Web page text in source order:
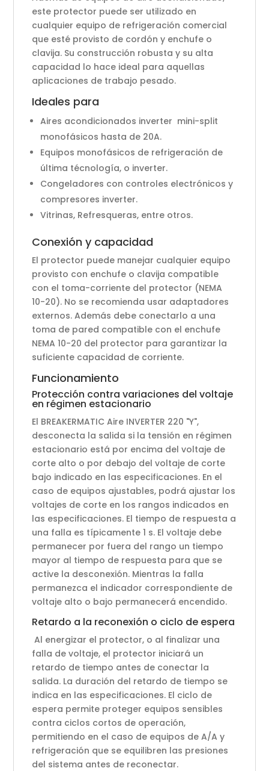
este protector puede ser utilizado en
cualquier equipo de refrigeración comercial
que esté provisto de cordón y enchufe o
clavija. Su construcción robusta y su alta
capacidad lo hace ideal para aquellas
aplicaciones de trabajo pesado.
Ideales para
Aires acondicionados inverter mini-split
monofásicos hasta de 20A.
Equipos monofásicos de refrigeración de
última técnología, o inverter.
Congeladores con controles electrónicos y
compresores inverter.
Vitrinas, Refresqueras, entre otros.
Conexión y capacidad
El protector puede manejar cualquier equipo
provisto con enchufe o clavija compatible
con el toma-corriente del protector (NEMA
10-20). No se recomienda usar adaptadores
externos. Además debe conectarlo a una
toma de pared compatible con el enchufe
NEMA 10-20 del protector para garantizar la
suficiente capacidad de corriente.
Funcionamiento
Protección contra variaciones del voltaje
en régimen estacionario
El BREAKERMATIC Aire INVERTER 220 "Y",
desconecta la salida si la tensión en régimen
estacionario está por encima del voltaje de
corte alto o por debajo del voltaje de corte
bajo indicado en las especificaciones. En el
caso de equipos ajustables, podrá ajustar los
voltajes de corte en los rangos indicados en
las especificaciones. El tiempo de respuesta a
una falla es típicamente 1 s. El voltaje debe
permanecer por fuera del rango un tiempo
mayor al tiempo de respuesta para que se
active la desconexión. Mientras la falla
permanezca el indicador correspondiente de
voltaje alto o bajo permanecerá encendido.
Retardo a la reconexión o ciclo de espera
Al energizar el protector, o al finalizar una
falla de voltaje, el protector iniciará un
retardo de tiempo antes de conectar la
salida. La duración del retardo de tiempo se
indica en las especificaciones. El ciclo de
espera permite proteger equipos sensibles
contra ciclos cortos de operación,
permitiendo en el caso de equipos de A/A y
refrigeración que se equilibren las presiones
del sistema antes de reconectar.